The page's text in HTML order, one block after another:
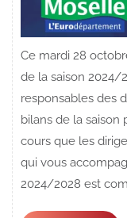
Ce mardi 28
de la saison 2024/
responsables des
bilans de la saison
cours que les
qui vous
2024/2028 est